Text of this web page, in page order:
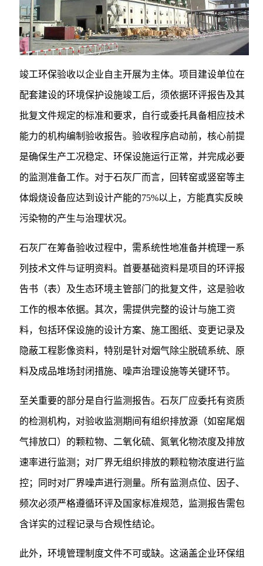
竣工环保验收以企业自主开展为主体。项目建设单位在
配套建设的环境保护设施竣工后，须依据环评报告及其
批复文件规定的标准和要求，自行或委托具备相应技术
能力的机构编制验收报告。验收程序启动前，核心前提
是确保生产工况稳定、环保设施运行正常，并完成必要
的监测准备工作。对于石灰厂而言，回转窑或竖窑等主
体煅烧设备应达到设计产能的75%以上，方能真实反映
污染物的产生与治理状况。
石灰厂在筹备验收过程中，需系统性地准备并梳理一系
列技术文件与证明资料。首要基础资料是项目的环评报
告书（表）及生态环境主管部门的批复文件，这是验收
工作的根本依据。其次，需提供完整的设计与施工资
料，包括环保设施的设计方案、施工图纸、变更记录及
隐蔽工程影像资料，特别是针对烟气除尘脱硫系统、原
料及成品堆场封闭措施、噪声治理设施等关键环节。
至关重要的部分是自行监测报告。石灰厂应委托有资质
的检测机构，对验收监测期间有组织排放源（如窑尾烟
气排放口）的颗粒物、二氧化硫、氮氧化物浓度及排放
速率进行监测；对厂界无组织排放的颗粒物浓度进行监
控；同时对厂界噪声进行测量。所有监测点位、因子、
频次必须严格遵循环评及国家标准规范，监测报告需包
含详实的过程记录与合规性结论。
此外，环境管理制度文件不可或缺。这涵盖企业环保组